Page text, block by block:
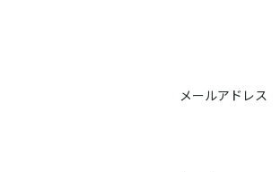
メールアドレス